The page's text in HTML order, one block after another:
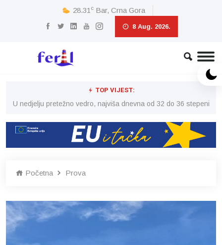
28.31 c Bar, Crna Gora
8 Aug. 2026.
TOP VIJEST:
U nedjelju pretežno vedro, najviša dnevna od 32 do 36 stepeni
Početna Prova